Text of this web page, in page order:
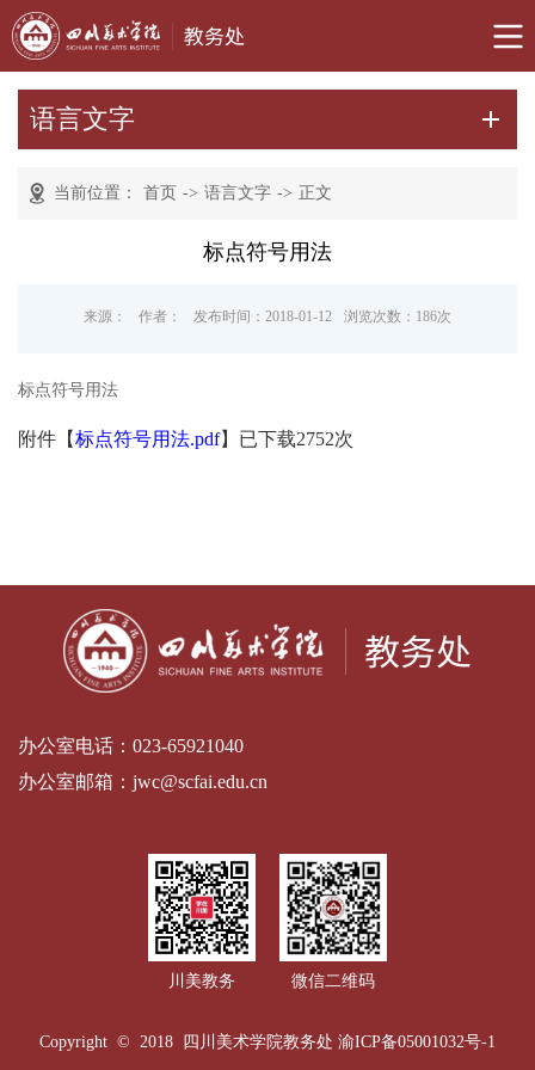
语言文字
当前位置： 首页 -> 语言文字 -> 正文
标点符号用法
来源： 作者： 发布时间：2018-01-12 浏览次数： 186次
标点符号用法
附件【标点符号用法.pdf】已下载2752次
办公室电话： 023-65921040
办公室邮箱： jwc@scfai.edu.cn
川美教务 微信二维码
Copyright © 2018 四川美术学院教务处 渝ICP备05001032号-1